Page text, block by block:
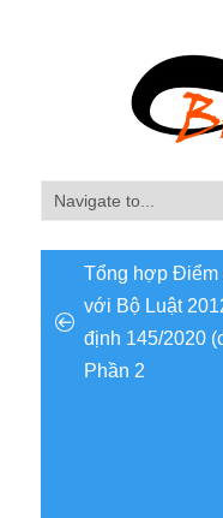
Tổng hợp Điểm
với Bộ Luật
định 145/2020
Phần 2